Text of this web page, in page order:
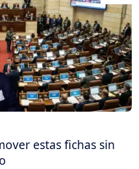
estas fichas sin